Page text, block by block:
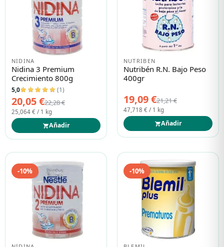
NIDINA
Nidina 3 Premium
Crecimiento 800g
5,0 (1)
20,05 €22,28 €
25,064 € / 1 kg
Añadir
NUTRIBEN
Nutribén R.n. Bajo Peso
400gr
19,09 €21,21 €
47,718 € / 1 kg
Añadir
-10% -10%